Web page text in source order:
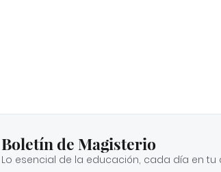
Boletín de Magisterio
Lo esencial de la educación, cada día en tu